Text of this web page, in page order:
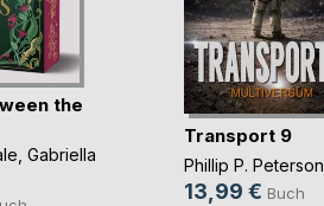
the
Gabriella
Transport 9
Phillip P. Peterson
13,99 € Buch